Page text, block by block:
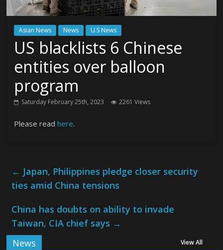
Asian News News U.S News
US blacklists 6 Chinese
entities over balloon
program
Saturday February 25th, 2023 2261 Views
Please readhere.
← Japan, Philippines pledge closer security
ties amid China tensions
China has doubts on ability to invade
Taiwan, CIA chief says →
News
View All